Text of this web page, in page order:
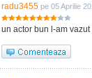
radu3455 pe 05 Aprilie
un actor bun l-am